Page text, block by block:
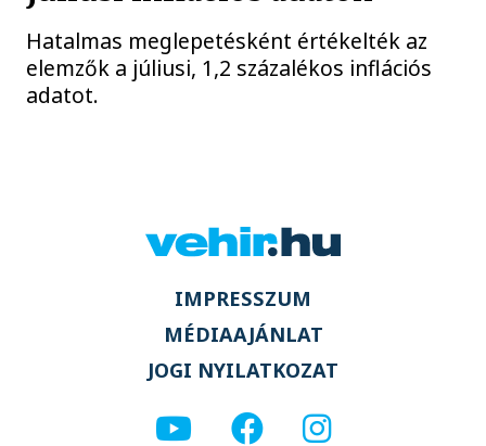
Hatalmas meglepetésként értékelték az
elemzők a júliusi, 1,2 százalékos inflációs
adatot.
IMPRESSZUM
MÉDIAAJÁNLAT
JOGI NYILATKOZAT